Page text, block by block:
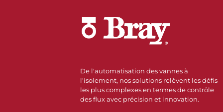
De l'automatisation des vannes à
l'isolement, nos solutions relèvent les défis
les plus complexes en termes de contrôle
des flux avec précision et innovation.